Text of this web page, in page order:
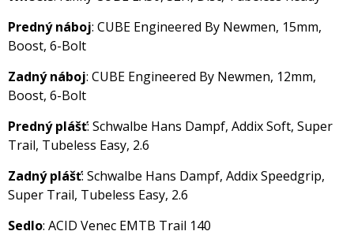
Predný náboj: CUBE Engineered By Newmen, 15mm,
Boost, 6-Bolt
Zadný náboj: CUBE Engineered By Newmen, 12mm,
Boost, 6-Bolt
Predný plášť: Schwalbe Hans Dampf, Addix Soft, Super
Trail, Tubeless Easy, 2.6
Zadný plášť: Schwalbe Hans Dampf, Addix Speedgrip,
Super Trail, Tubeless Easy, 2.6
Sedlo: ACID Venec EMTB Trail 140